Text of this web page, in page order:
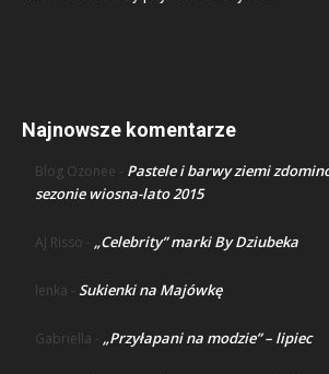
Najnowsze komentarze
Blog Ozonee - Pastele i barwy ziemi
sezonie wiosna-lato 2015
AJ Risso - „Celebrity” marki By Dziubeka
lenka - Sukienki na Majówkę
Gabriella - „Przyłapani na modzie” – lipiec